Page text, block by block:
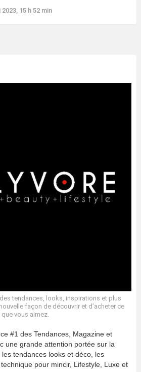
2023, 15 h 52 min
tendances, looks, inspirations et plus
façon de découvrir et d’acheter ce
que vous aimez.
#1 des Tendances, Magazine et
une grande attention portée sur la
tendances looks et déco, les
pour mincir, Lifestyle, Luxe et